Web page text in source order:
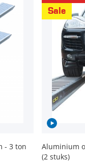
- 3 ton
Sale
Aluminium
(2 stuks)